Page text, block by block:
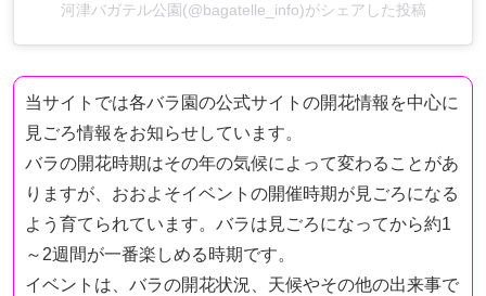
河津バガテル公園(@bagatelle_info)がシェアした投稿
当サイトでは各バラ園の公式サイトの開花情報を中心に
見ごろ情報をお知らせしています。
バラの開花時期はその年の気候によって変わることがあ
りますが、おおよそイベントの開催時期が見ごろになる
よう育てられています。バラは見ごろになってから約1
～2週間が一番楽しめる時期です。
イベントは、バラの開花状況、天候やその他の出来事で